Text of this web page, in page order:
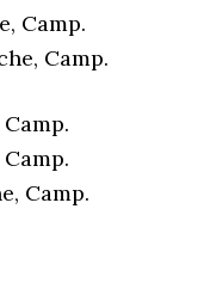
Camp.
Camp.
Camp.